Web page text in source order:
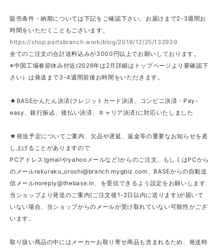
販売条件・納期については下記をご確認下さい。お届けまで2-3週間お
時間をいただくこともございます。
https://shop.partsbranch.work/blog/2019/12/25/132939
全てのご注文の合計送料込みが3000円以上でお願いしております。
※中国工場春節休み付近(2026年は2月詳細はトップページより要確認下
さい）は発送まで3-4週間前後お時間をいただきます。
★BASEかんたん決済(クレジットカード決済、コンビニ決済・Pay-
easy、銀行振込、後払い決済、キャリア決済)に対応いたしました
★発送予定についてご案内、欠品や遅延、返金等の重要なお知らせを差
し上げることがありますので
PCアドレス(gmailやyahooメールなど)からのご注文、もしくはPCから
のメールrakuraku_oroshi@branch.mygbiz.com 、BASEからの自動送
信メールnoreply@thebase.in
、を受信できるよう設定をお願いします
当ショップより発送のご案内(ご注文後1-2日以内に送ります)が届いて
いない場合、当ショップからのメールが受け取れていない可能性がござ
います。
取り扱い商品の中にはメーカーお取り寄せ商品も含まれるため、発送時